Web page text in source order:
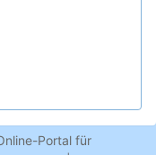
Portal für